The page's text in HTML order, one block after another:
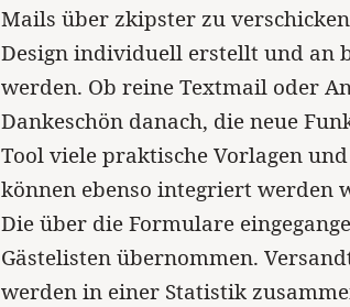
Mails über zkipster zu
Design individuell erstellt und an
werden. Ob reine Textmail oder
Dankeschön danach, die neue
Tool viele praktische Vorlagen
können ebenso integriert werden
Die über die Formulare
Gästelisten übernommen.
werden in einer Statistik